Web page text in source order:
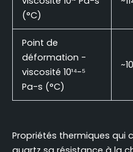
(°C)
Point de
déformation -
viscosité 10¹⁴-⁵
Pa-s (°C)
Propriétés thermiques qui